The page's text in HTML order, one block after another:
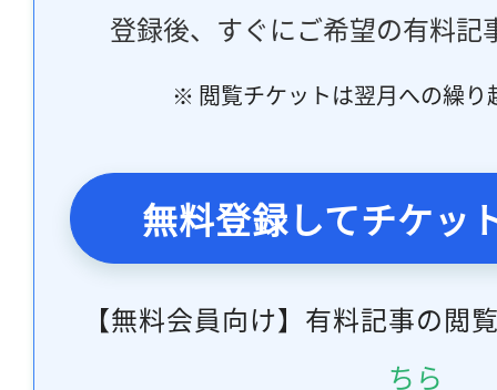
登録後、すぐにご希望の有料記
※ 閲覧チケットは翌月への繰り
無料登録してチケッ
【無料会員向け】有料記事の閲
ちら